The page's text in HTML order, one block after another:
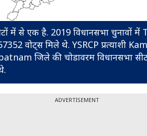
में से एक है. 2019 विधानसभा चुनावों
वोट्स मिले थे. YSRCP प्रत्याशी
जिले की चोडावरम विधानसभा
ADVERTISEMENT